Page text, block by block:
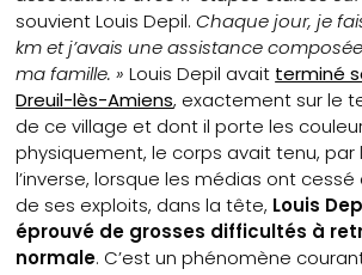
souvient Louis Depil.Chaque jour, je
km et j’avais une assistance
ma famille. » Louis Depil avait terminé
Dreuil-lès-Amiens, exactement sur le
de ce village et dont il porte les
physiquement, le corps avait tenu, par
l’inverse, lorsque les médias ont cessé
de ses exploits, dans la tête, Louis
éprouvé de grosses difficultés à
normale. C’est un phénomène